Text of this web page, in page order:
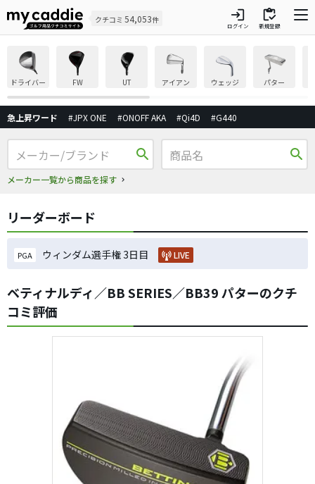
クチコミ 54,053件 login
ログイン
inventory
新規登録
ドライバー FW UT アイアン ウェッジ パター
急上昇ワード #JPX ONE #ONOFF AKA #Qi4D #G440
search
メーカー一覧から商品を探す
search
リーダーボード
PGA ウィンダム選手権 3日目 LIVE
ベティナルディ／BB SERIES／BB39 パターのクチ
コミ評価